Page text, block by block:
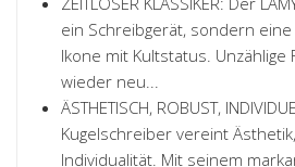
ein Schreibgerät, sondern
Ikone mit Kultstatus.
wieder neu...
ÄSTHETISCH, ROBUST,
Kugelschreiber vereint
Individualität. Mit seinem